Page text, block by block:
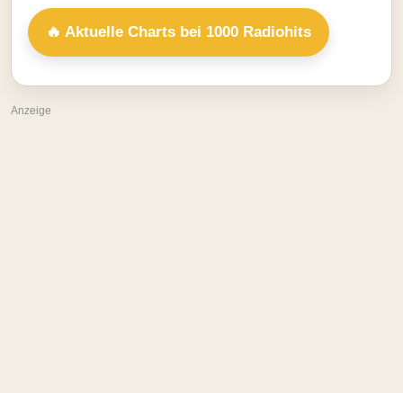
🔥 Aktuelle Charts bei 1000 Radiohits
Anzeige